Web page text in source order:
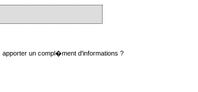
un compl�ment d'informations ?